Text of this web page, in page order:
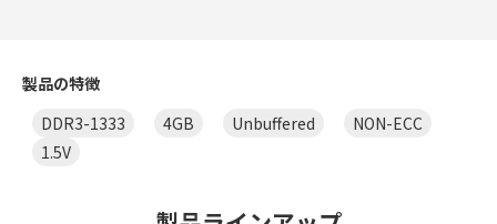
製品の特徴
DDR3-1333
4GB Unbuffered
NON-ECC
1.5V